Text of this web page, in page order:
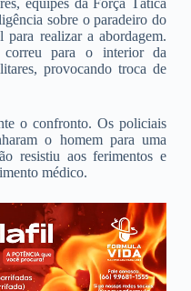
equipes da Força Tática
sobre o paradeiro do
realizar a abordagem.
para o interior da
provocando troca de
o confronto. Os policiais
o homem para uma
resistiu aos ferimentos e
médico.